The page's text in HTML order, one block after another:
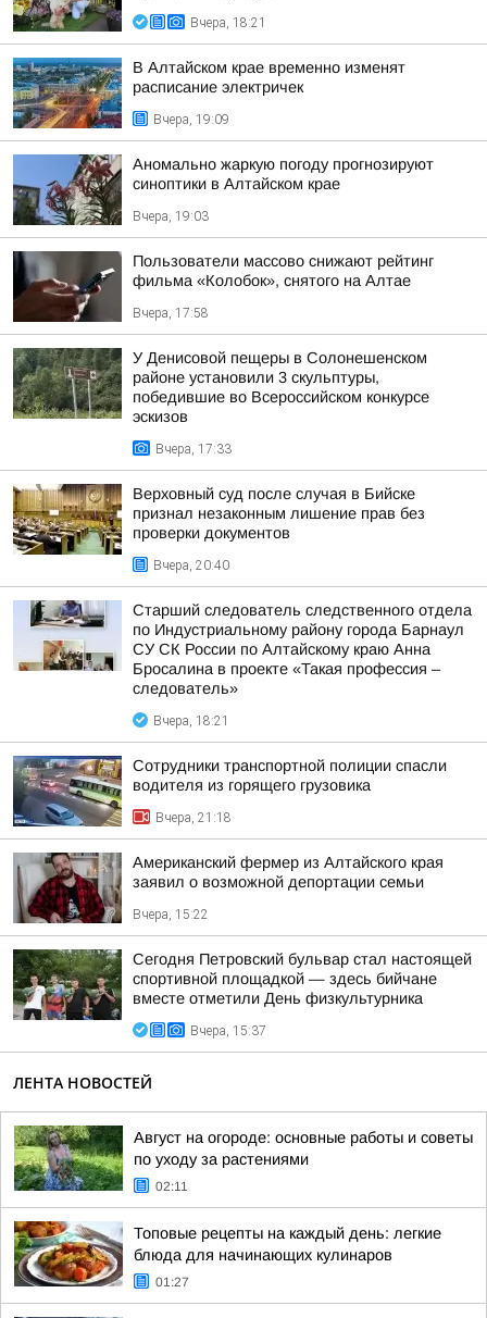
Вчера, 18:21
В Алтайском крае временно изменят
расписание электричек
Вчера, 19:09
Аномально жаркую погоду прогнозируют
синоптики в Алтайском крае
Вчера, 19:03
Пользователи массово снижают рейтинг
фильма «Колобок», снятого на Алтае
Вчера, 17:58
У Денисовой пещеры в Солонешенском
районе установили 3 скульптуры,
победившие во Всероссийском конкурсе
эскизов
Вчера, 17:33
Верховный суд после случая в Бийске
признал незаконным лишение прав без
проверки документов
Вчера, 20:40
Старший следователь следственного отдела
по Индустриальному району города Барнаул
СУ СК России по Алтайскому краю Анна
Бросалина в проекте «Такая профессия –
следователь»
Вчера, 18:21
Сотрудники транспортной полиции спасли
водителя из горящего грузовика
Вчера, 21:18
Американский фермер из Алтайского края
заявил о возможной депортации семьи
Вчера, 15:22
Сегодня Петровский бульвар стал настоящей
спортивной площадкой — здесь бийчане
вместе отметили День физкультурника
Вчера, 15:37
ЛЕНТА НОВОСТЕЙ
Август на огороде: основные работы и советы
по уходу за растениями
02:11
Топовые рецепты на каждый день: легкие
блюда для начинающих кулинаров
01:27